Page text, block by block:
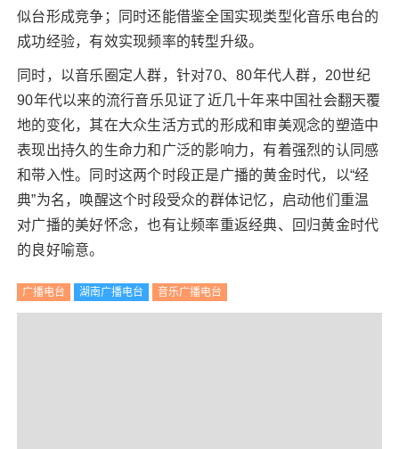
似台形成竞争；同时还能借鉴全国实现类型化音乐电台的
成功经验，有效实现频率的转型升级。
同时，以音乐圈定人群，针对70、80年代人群，20世纪
90年代以来的流行音乐见证了近几十年来中国社会翻天覆
地的变化，其在大众生活方式的形成和审美观念的塑造中
表现出持久的生命力和广泛的影响力，有着强烈的认同感
和带入性。同时这两个时段正是广播的黄金时代，以“经
典”为名，唤醒这个时段受众的群体记忆，启动他们重温
对广播的美好怀念，也有让频率重返经典、回归黄金时代
的良好喻意。
广播电台 湖南广播电台 音乐广播电台